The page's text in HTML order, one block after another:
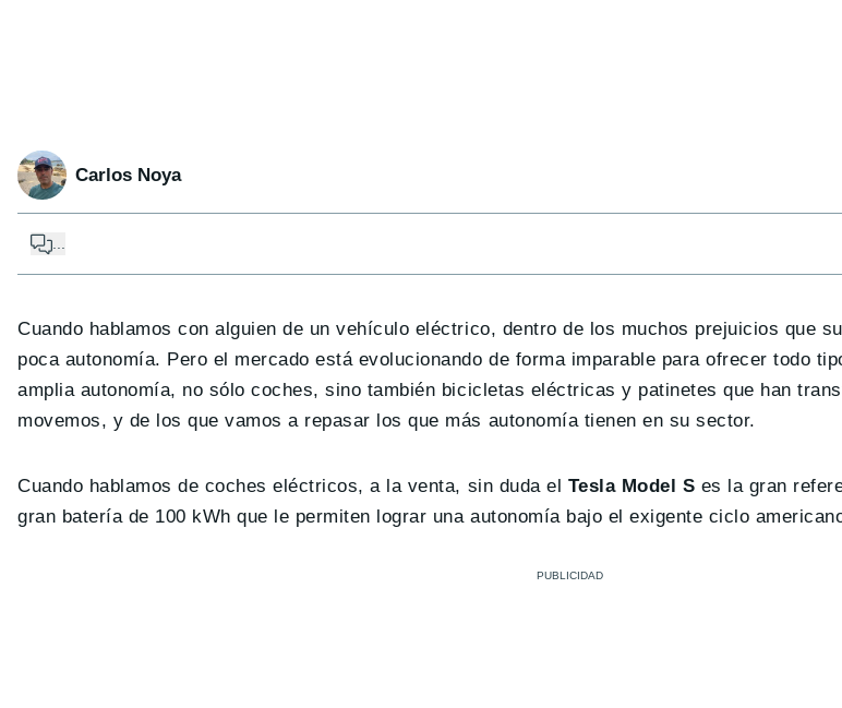
Carlos Noya
...
Cuando hablamos con alguien de un vehículo eléctrico, dentro de los muchos prejuicios que
poca autonomía. Pero el mercado está evolucionando de forma imparable para ofrecer todo
amplia autonomía, no sólo coches, sino también bicicletas eléctricas y patinetes que han
movemos, y de los que vamos a repasar los que más autonomía tienen en su sector.
Cuando hablamos de coches eléctricos, a la venta, sin duda el Tesla Model S es la gran
gran batería de 100 kWh que le permiten lograr una autonomía bajo el exigente ciclo